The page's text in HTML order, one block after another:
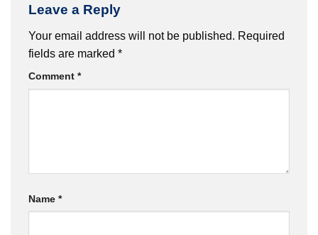
Leave a Reply
Your email address will not be published. Required
fields are marked *
Comment *
Name *